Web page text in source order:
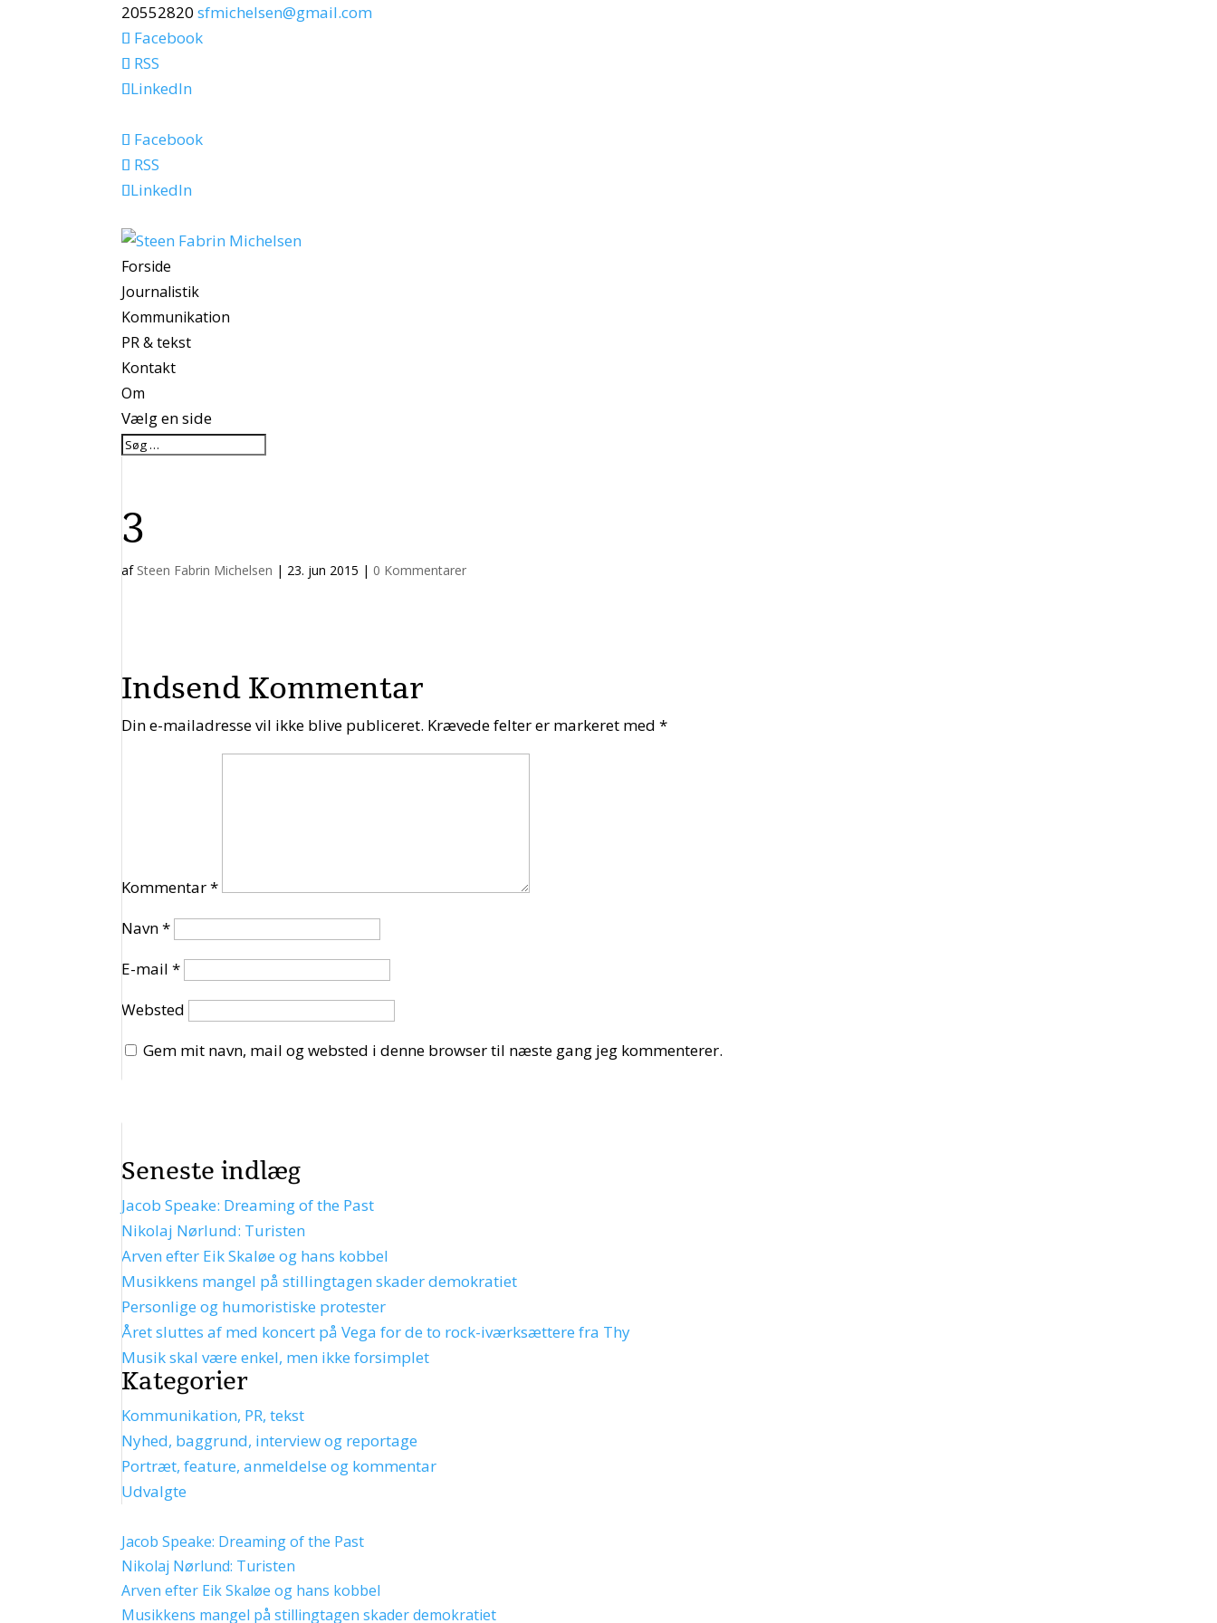
20552820 sfmichelsen@gmail.com
Facebook
RSS
LinkedIn
Facebook
RSS
LinkedIn
Forside
Journalistik
Kommunikation
PR & tekst
Kontakt
Om
Vælg en side
3
af Steen Fabrin Michelsen | 23. jun 2015 | 0 Kommentarer
Indsend Kommentar
Din e-mailadresse vil ikke blive publiceret. Krævede felter er markeret med*
Kommentar*
Navn*
E-mail*
Websted
Gem mit navn, mail og websted i denne browser til næste gang jeg kommenterer.
Seneste indlæg
Jacob Speake: Dreaming of the Past
Nikolaj Nørlund: Turisten
Arven efter Eik Skaløe og hans kobbel
Musikkens mangel på stillingtagen skader demokratiet
Personlige og humoristiske protester
Året sluttes af med koncert på Vega for de to rock-iværksættere fra Thy
Musik skal være enkel, men ikke forsimplet
Kategorier
Kommunikation, PR, tekst
Nyhed, baggrund, interview og reportage
Portræt, feature, anmeldelse og kommentar
Udvalgte
Jacob Speake: Dreaming of the Past
Nikolaj Nørlund: Turisten
Arven efter Eik Skaløe og hans kobbel
Musikkens mangel på stillingtagen skader demokratiet